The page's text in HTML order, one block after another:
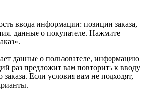
ввода информации: позиции заказа,
данные о покупателе. Нажмите
данные о пользователе, информацию
раз предложит вам повторить к вводу
Если условия вам не подходят,